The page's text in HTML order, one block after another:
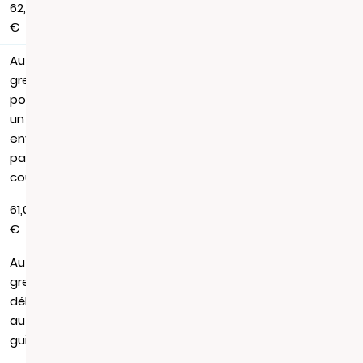
62,88
€
Au
greffe,
pour
un
envoi
par
courrier
61,06
€
Au
greffe,
délivrance
au
guichet